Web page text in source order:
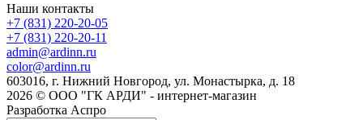
Наши контакты
+7 (831) 220-20-05
+7 (831) 220-20-11
admin@ardinn.ru
color@ardinn.ru
603016, г. Нижний Новгород, ул. Монастырка, д. 18
2026 © ООО "ГК АРДИ" - интернет-магазин
Разработка Аспро